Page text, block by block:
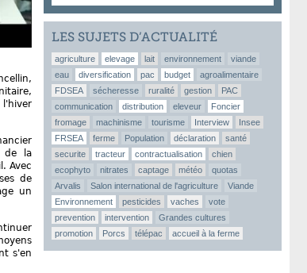
l'hiver
de la
Avec
de
un
s'en
LES SUJETS D’ACTUALITÉ
agriculture elevage lait environnement
viande
eau
diversification pac budget
agroalimentaire
FDSEA
sécheresse ruralité gestion
PAC
communication
distribution eleveur
Foncier
fromage
machinisme tourisme Interview
Insee
FRSEA
ferme Population déclaration
santé
securite
tracteur contractualisation
chien
ecophyto
nitrates captage météo
quotas
Arvalis
Salon international de l'agriculture
Viande
Environnement
pesticides vaches
vote
prevention
intervention
Grandes cultures
promotion
Porcs télépac accueil à la ferme